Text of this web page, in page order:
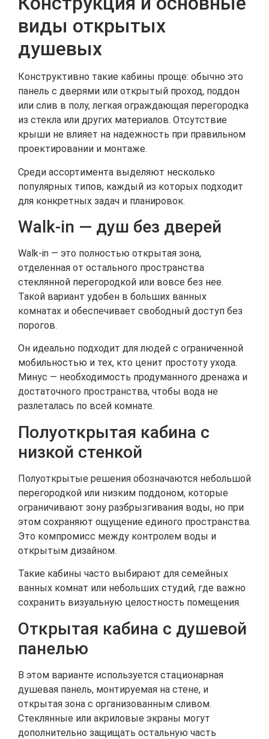
виды открытых
душевых
Конструктивно такие кабины проще: обычно это
панель с дверями или открытый проход, поддон
или слив в полу, легкая ограждающая перегородка
из стекла или других материалов. Отсутствие
крыши не влияет на надежность при правильном
проектировании и монтаже.
Среди ассортимента выделяют несколько
популярных типов, каждый из которых подходит
для конкретных задач и планировок.
Walk-in — душ без дверей
Walk-in — это полностью открытая зона,
отделенная от остального пространства
стеклянной перегородкой или вовсе без нее.
Такой вариант удобен в больших ванных
комнатах и обеспечивает свободный доступ без
порогов.
Он идеально подходит для людей с ограниченной
мобильностью и тех, кто ценит простоту ухода.
Минус — необходимость продуманного дренажа и
достаточного пространства, чтобы вода не
разлеталась по всей комнате.
Полуоткрытая кабина с
низкой стенкой
Полуоткрытые решения обозначаются небольшой
перегородкой или низким поддоном, которые
ограничивают зону разбрызгивания воды, но при
этом сохраняют ощущение единого пространства.
Это компромисс между контролем воды и
открытым дизайном.
Такие кабины часто выбирают для семейных
ванных комнат или небольших студий, где важно
сохранить визуальную целостность помещения.
Открытая кабина с душевой
панелью
В этом варианте используется стационарная
душевая панель, монтируемая на стене, и
открытая зона с организованным сливом.
Стеклянные или акриловые экраны могут
дополнительно защищать остальную часть